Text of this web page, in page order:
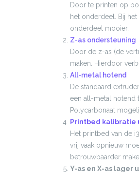
Door te printen op
het onderdeel. Bij
onderdeel mooier.
Z-as ondersteuning
Door de z-as (de
maken. Hierdoor
All-metal hotend
De standaard
een all-metal hotend
Polycarbonaat
Printbed kalibratie
Het printbed van de
vrij vaak opnieuw
betrouwbaarder
Y-as en X-as lager